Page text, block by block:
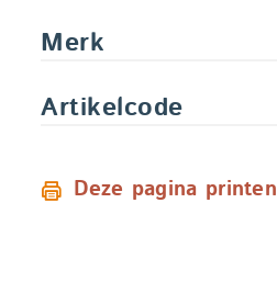
Merk
Artikelcode
Deze pagina printen